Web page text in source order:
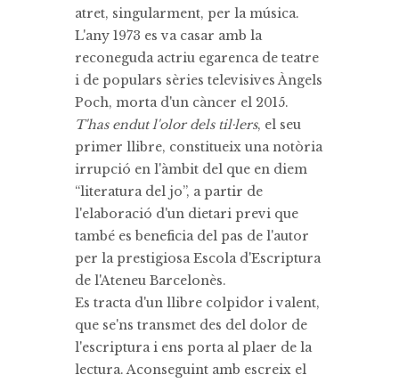
atret, singularment, per la música.
L'any 1973 es va casar amb la
reconeguda actriu egarenca de teatre
i de populars sèries televisives Àngels
Poch, morta d'un càncer el 2015.
T'has endut l'olor dels til·lers, el seu
primer llibre, constitueix una notòria
irrupció en l'àmbit del que en diem
“literatura del jo”, a partir de
l'elaboració d'un dietari previ que
també es beneficia del pas de l'autor
per la prestigiosa Escola d'Escriptura
de l'Ateneu Barcelonès.
Es tracta d'un llibre colpidor i valent,
que se'ns transmet des del dolor de
l'escriptura i ens porta al plaer de la
lectura. Aconseguint amb escreix el